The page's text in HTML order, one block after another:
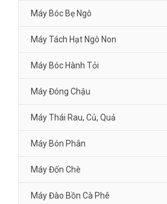
Máy Bóc Bẹ Ngô
Máy Tách Hạt Ngô Non
Máy Bóc Hành Tỏi
Máy Đóng Chậu
Máy Thái Rau, Củ, Quả
Máy Bón Phân
Máy Đốn Chè
Máy Đào Bồn Cà Phê